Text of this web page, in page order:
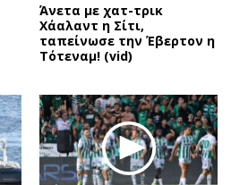
Άνετα με χατ-τρικ
Χάαλαντ η Σίτι,
ταπείνωσε την Έβερτον η
Τότεναμ! (vid)